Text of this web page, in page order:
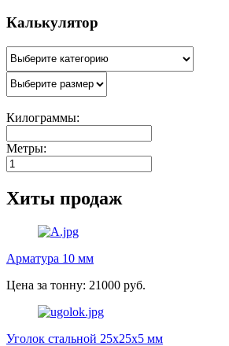
Калькулятор
Килограммы:
Метры:
Хиты продаж
Арматура 10 мм
Цена за тонну: 21000 руб.
Уголок стальной 25х25х5 мм